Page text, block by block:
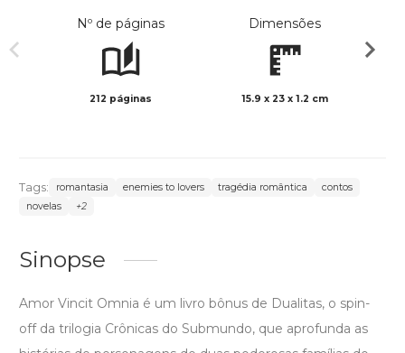
Nº de páginas
212 páginas
Dimensões
15.9 x 23 x 1.2 cm
Tags: romantasia enemies to lovers tragédia romântica
contos
novelas
+2
Sinopse
Amor Vincit Omnia é um livro bônus de Dualitas, o spin-
off da trilogia Crônicas do Submundo, que aprofunda as